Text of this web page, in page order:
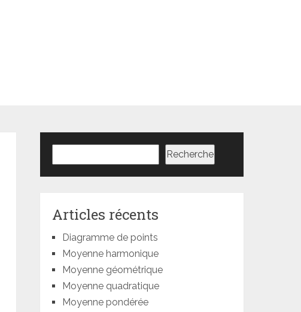
Recherche
Articles récents
Diagramme de points
Moyenne harmonique
Moyenne géométrique
Moyenne quadratique
Moyenne pondérée